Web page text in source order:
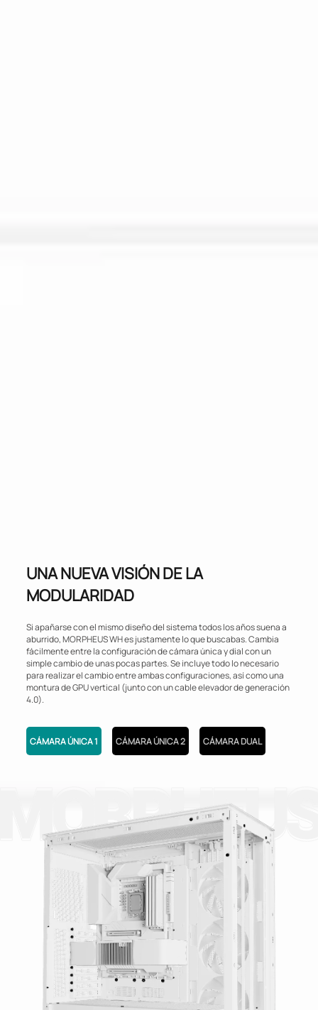
UNA NUEVA VISIÓN DE LA
MODULARIDAD
Si apañarse con el mismo diseño del sistema todos los años suena a
aburrido, MORPHEUS WH es justamente lo que buscabas. Cambia
fácilmente entre la configuración de cámara única y dial con un
simple cambio de unas pocas partes. Se incluye todo lo necesario
para realizar el cambio entre ambas configuraciones, así como una
montura de GPU vertical (junto con un cable elevador de generación
4.0).
CÁMARA ÚNICA 1 CÁMARA ÚNICA 2 CÁMARA DUAL